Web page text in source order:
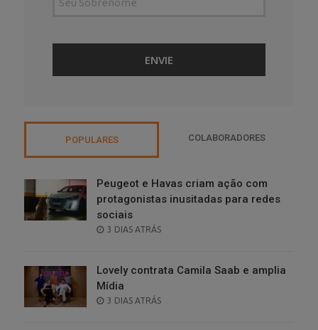
POPULARES COLABORADORES
Peugeot e Havas criam ação com
protagonistas inusitadas para redes
sociais
POSTED
3 DIAS ATRÁS
Lovely contrata Camila Saab e amplia
Mídia
POSTED
3 DIAS ATRÁS